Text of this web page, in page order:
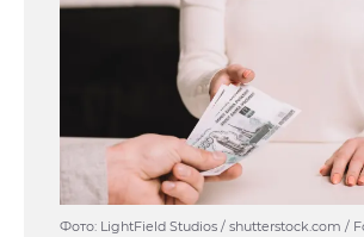
Фото: LightField Studios / shutterstock.com /